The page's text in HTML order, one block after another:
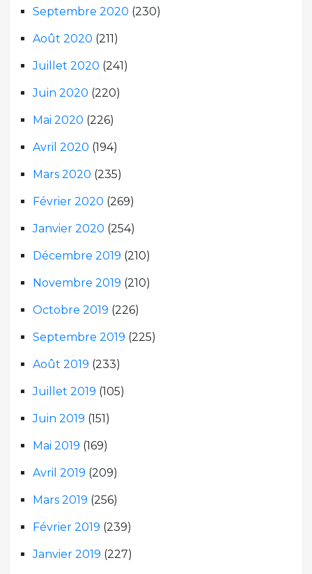
Septembre 2020 (230)
Août 2020 (211)
Juillet 2020 (241)
Juin 2020 (220)
Mai 2020 (226)
Avril 2020 (194)
Mars 2020 (235)
Février 2020 (269)
Janvier 2020 (254)
Décembre 2019 (210)
Novembre 2019 (210)
Octobre 2019 (226)
Septembre 2019 (225)
Août 2019 (233)
Juillet 2019 (105)
Juin 2019 (151)
Mai 2019 (169)
Avril 2019 (209)
Mars 2019 (256)
Février 2019 (239)
Janvier 2019 (227)